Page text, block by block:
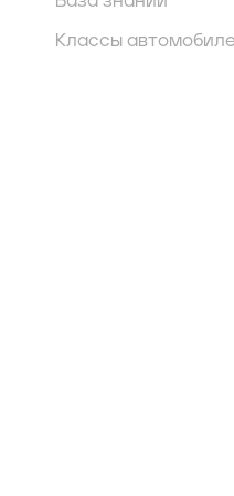
Классы